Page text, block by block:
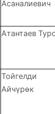
Асаналиевич
Атантаев
Айчүрөк